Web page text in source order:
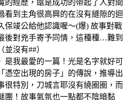
的經歷，還是成功的帶起了人對間
看到主角很高興的在沒有縫隙的迴
保竣公給他認識喔～(爆) 故事對戰
後對兇手寄予同情，這種種…難到
沒有##）
是我最愛的一篇！光是名字就好可
憑空出現的房子」的傳說，推導出
很特別，刀城言耶沒有繞圈圈，而
團！故事氣氛也一點都不陰暗黏